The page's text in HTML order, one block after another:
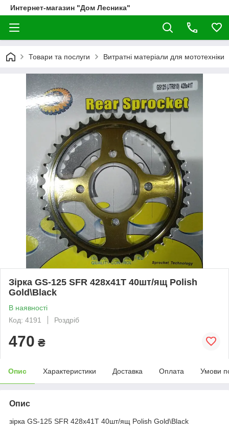
Интернет-магазин "Дом Лесника"
Товари та послуги Витратні матеріали для мототехніки
Зірка GS-125 SFR 428x41T 40шт/ящ Polish
Gold\Black
В наявності
Код: 4191
Роздріб
470 ₴
Опис Характеристики Доставка Оплата Умови
Опис
зірка GS-125 SFR 428x41T 40шт/ящ Polish Gold\Black